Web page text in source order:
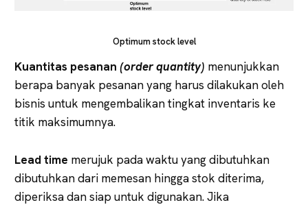
Optimum stock level
Kuantitas pesanan (order quantity) menunjukkan
berapa banyak pesanan yang harus dilakukan oleh
bisnis untuk mengembalikan tingkat inventaris ke
titik maksimumnya.
Lead time merujuk pada waktu yang dibutuhkan
dibutuhkan dari memesan hingga stok diterima,
diperiksa dan siap untuk digunakan. Jika